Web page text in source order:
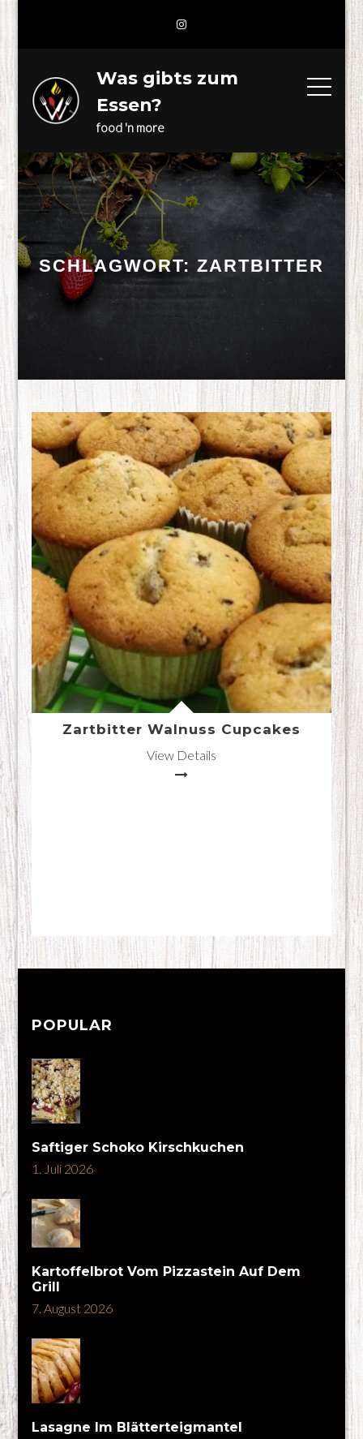
Was gibts zum
Essen?
food 'n more
SCHLAGWORT: ZARTBITTER
Zartbitter Walnuss Cupcakes
View Details
POPULAR
Saftiger Schoko Kirschkuchen
1. Juli 2026
Kartoffelbrot Vom Pizzastein Auf Dem
Grill
7. August 2026
Lasagne Im Blätterteigmantel